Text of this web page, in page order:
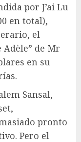
por J’ai Lu
en total),
el
de Mr
en su
Sansal,
pronto
Pero el